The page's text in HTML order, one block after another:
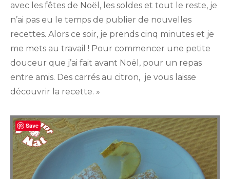
avec les fêtes de Noël, les soldes et tout le reste, je
n’ai pas eu le temps de publier de nouvelles
recettes. Alors ce soir, je prends cinq minutes et je
me mets au travail ! Pour commencer une petite
douceur que j’ai fait avant Noël, pour un repas
entre amis. Des carrés au citron, je vous laisse
découvrir la recette. »
Save